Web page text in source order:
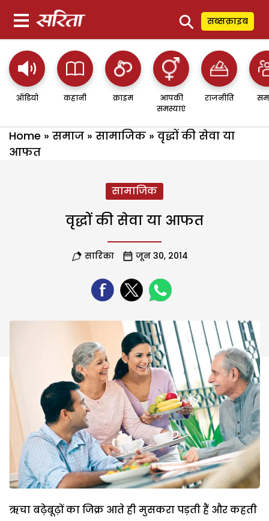
⚲ सब्सक्राइब
ऑडियो कहानी क्राइम
आपकी
समस्याएं
राजनीति
Home » समाज » सामाजिक » वृद्धों की सेवा या
आफत
सामाजिक
वृद्धों की सेवा या आफत
सारिका जून 30, 2014
ऋचा बढ़ेबूढ़ों का जिक्र आते ही मुसकरा पड़ती हैं और कहती